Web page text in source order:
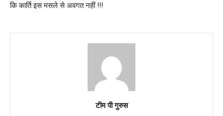
कि कार्ति इस मसले से अवगत नहीं !!!
टीम पी गुरुस